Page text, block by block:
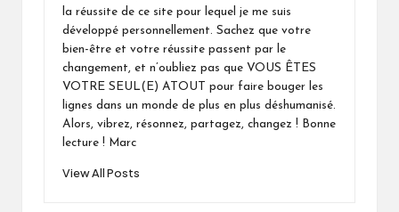
la réussite de ce site pour lequel je me suis
développé personnellement. Sachez que votre
bien-être et votre réussite passent par le
changement, et n’oubliez pas que VOUS ÊTES
VOTRE SEUL(E) ATOUT pour faire bouger les
lignes dans un monde de plus en plus déshumanisé.
Alors, vibrez, résonnez, partagez, changez ! Bonne
lecture ! Marc
View All Posts